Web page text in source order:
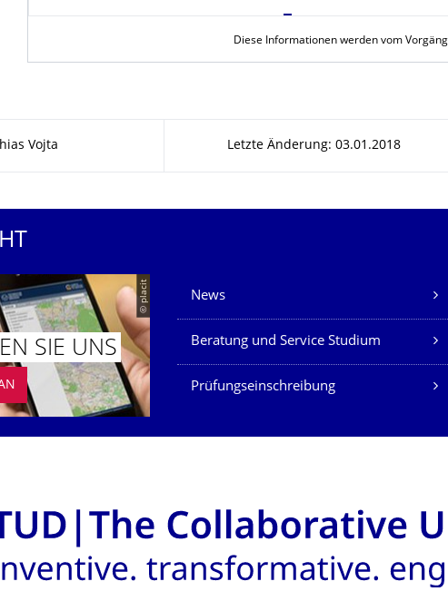
Diese Informationen werden vom
Vojta Letzte Änderung: 03.01.2018
© placit
SIE UNS
Unsere Dienste
News
Beratung und Service Studium
Prüfungseinschreibung